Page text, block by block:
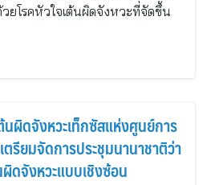
ยโรคหัวใจเต้นผิดจังหวะที่จัดขึ้น
นผิดจังหวะเท็กซัสแห่งศูนย์การ
รียมจัดการประชุมนานาชาติว่า
ดจังหวะแบบเชิงซ้อน